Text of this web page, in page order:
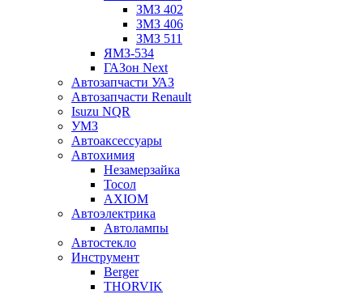
ЗМЗ 402
ЗМЗ 406
ЗМЗ 511
ЯМЗ-534
ГАЗон Next
Автозапчасти УАЗ
Автозапчасти Renault
Isuzu NQR
УМЗ
Автоаксессуары
Автохимия
Незамерзайка
Тосол
AXIOM
Автоэлектрика
Автолампы
Автостекло
Инструмент
Berger
THORVIK